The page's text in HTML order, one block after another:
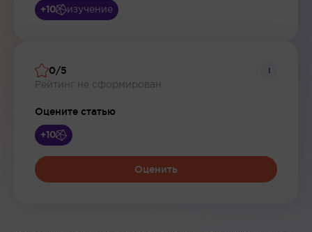
+10 изучение
0/5
Рейтинг не сформирован
i
Оцените статью
+10
Оценить